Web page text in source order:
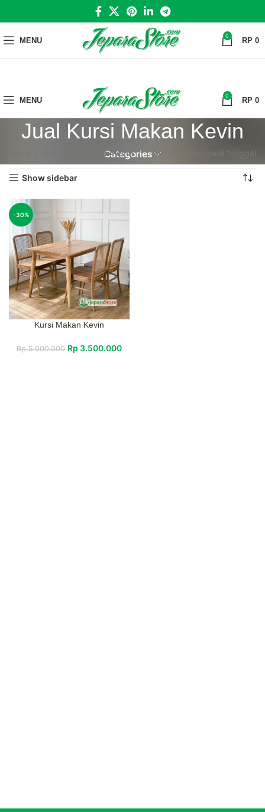
MENU 0 RP 0
MENU 0 RP 0
Jual Kursi Makan Kevin
Categories
Jual Kursi Makan Kevin Menampilkan hasil tunggal
Show sidebar
-30%
Kursi Makan Kevin
Rp5.000.000 Rp 3.500.000